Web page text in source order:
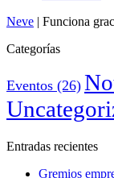
Neve | Funciona
Categorías
Eventos (26)
Entradas recientes
Gremios